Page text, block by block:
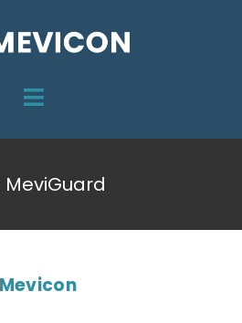
Toggle
Navigation
MeviGuard
Mevicon